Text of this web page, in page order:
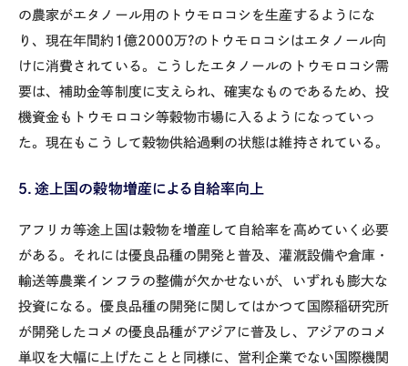
の農家がエタノール用のトウモロコシを生産するようにな
り、現在年間約1億2000万?のトウモロコシはエタノール向
けに消費されている。こうしたエタノールのトウモロコシ需
要は、補助金等制度に支えられ、確実なものであるため、投
機資金もトウモロコシ等穀物市場に入るようになっていっ
た。現在もこうして穀物供給過剰の状態は維持されている。
５．途上国の穀物増産による自給率向上
アフリカ等途上国は穀物を増産して自給率を高めていく必要
がある。それには優良品種の開発と普及、灌漑設備や倉庫・
輸送等農業インフラの整備が欠かせないが、いずれも膨大な
投資になる。優良品種の開発に関してはかつて国際稲研究所
が開発したコメの優良品種がアジアに普及し、アジアのコメ
単収を大幅に上げたことと同様に、営利企業でない国際機関